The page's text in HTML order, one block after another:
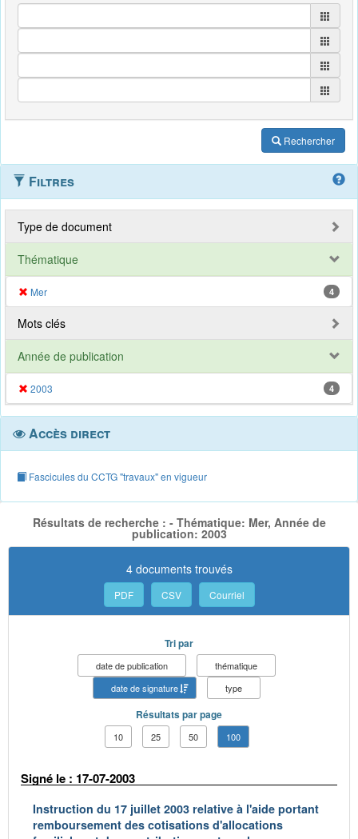
Rechercher
Filtres
Type de document
Thématique
Mer 4
Mots clés
Année de publication
2003 4
Accès direct
Fascicules du CCTG "travaux" en vigueur
Résultats de recherche : - Thématique: Mer, Année de
publication: 2003
4 documents trouvés
PDF CSV Courriel
Tri par
date de publication
thématique
date de signature
type
Résultats par page
10 25 50 100
Signé le : 17-07-2003
Instruction du 17 juillet 2003 relative à l'aide portant
remboursement des cotisations d'allocations